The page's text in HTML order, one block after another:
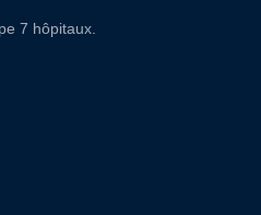
7 hôpitaux.